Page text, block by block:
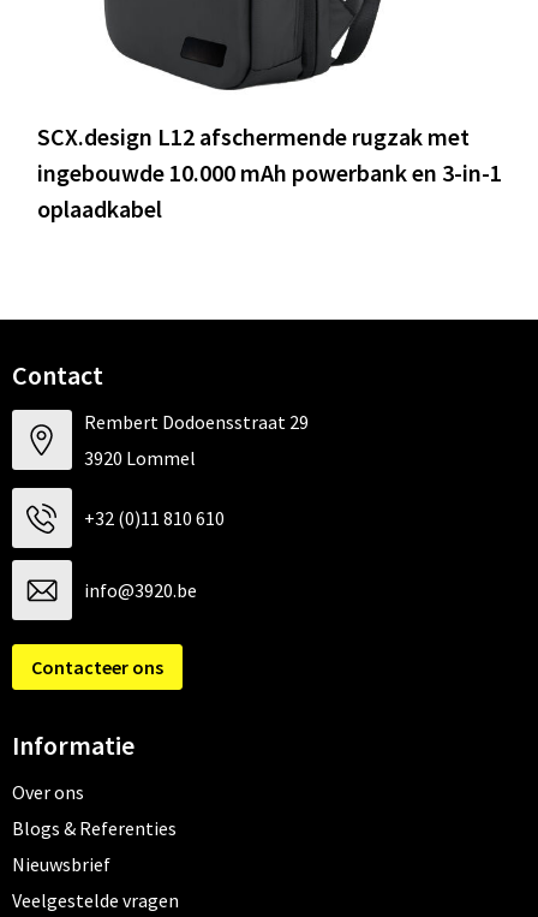
SCX.design L12 afschermende rugzak met
ingebouwde 10.000 mAh powerbank en 3-in-1
oplaadkabel
Contact
Rembert Dodoensstraat 29
3920 Lommel
+32 (0)11 810 610
info@3920.be
Contacteer ons
Informatie
Over ons
Blogs & Referenties
Nieuwsbrief
Veelgestelde vragen